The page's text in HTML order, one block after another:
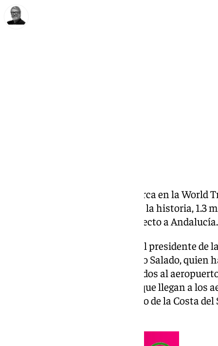
Turismo Costa del Sol desembarca en la World
mayor esfuerzo promocional de la historia, 1.3
imbatible en este mercado respecto a Andalucía.
Así lo ha puesto de manifiesto el presidente de
, Francisco Salado, quien
que los viajeros británicos llegados al
suponen el 83% del total de los que llegan a los
demuestra el imbatible liderazgo de la Costa